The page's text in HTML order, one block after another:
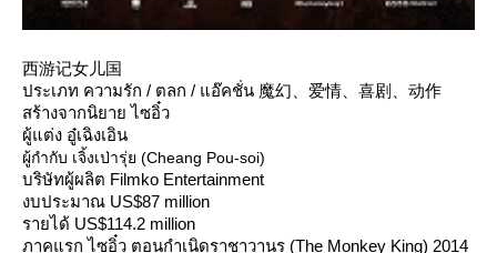
西游记女儿国
ประเภท ความรัก / ตลก / แอ๊คชั่น 魔幻、爱情、喜剧、动作
สร้างจากนิยาย ไซอิ๋ว
ผู้แต่ง อู๋เฉิงเอิน
ผู้กำกับ เจิ้งเป่ารุ่ย (Cheang Pou-soi)
บริษัทผู้ผลิต Filmko Entertainment
งบประมาณ US$87 million
รายได้ US$114.2 million
ภาคแรก ไซอิ๋ว ตอนกำเนิดราชาวานร (The Monkey King) 2014